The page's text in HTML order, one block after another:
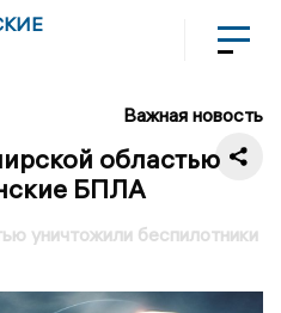
Важная новость
областью
БПЛА
уничтожили беспилотники